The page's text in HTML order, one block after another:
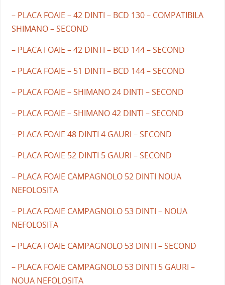
– PLACA FOAIE – 42 DINTI – BCD 130 – COMPATIBILA
SHIMANO – SECOND
– PLACA FOAIE – 42 DINTI – BCD 144 – SECOND
– PLACA FOAIE – 51 DINTI – BCD 144 – SECOND
– PLACA FOAIE – SHIMANO 24 DINTI – SECOND
– PLACA FOAIE – SHIMANO 42 DINTI – SECOND
– PLACA FOAIE 48 DINTI 4 GAURI – SECOND
– PLACA FOAIE 52 DINTI 5 GAURI – SECOND
– PLACA FOAIE CAMPAGNOLO 52 DINTI NOUA
NEFOLOSITA
– PLACA FOAIE CAMPAGNOLO 53 DINTI – NOUA
NEFOLOSITA
– PLACA FOAIE CAMPAGNOLO 53 DINTI – SECOND
– PLACA FOAIE CAMPAGNOLO 53 DINTI 5 GAURI –
NOUA NEFOLOSITA